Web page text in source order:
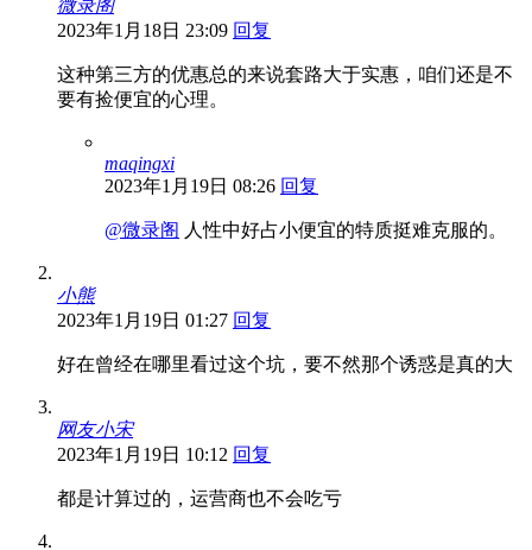
微录阁
2023年1月18日 23:09 回复
这种第三方的优惠总的来说套路大于实惠，咱们还是不
要有捡便宜的心理。
maqingxi
2023年1月19日 08:26 回复
@微录阁 人性中好占小便宜的特质挺难克服的。
小熊
2023年1月19日 01:27 回复
好在曾经在哪里看过这个坑，要不然那个诱惑是真的大
网友小宋
2023年1月19日 10:12 回复
都是计算过的，运营商也不会吃亏